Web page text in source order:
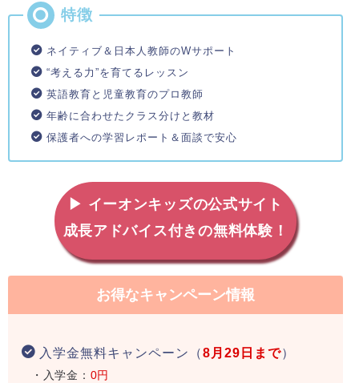
ネイティブ＆日本人教師のWサポート
“考える力”を育てるレッスン
英語教育と児童教育のプロ教師
年齢に合わせたクラス分けと教材
保護者への学習レポート＆面談で安心
▶ イーオンキッズの公式サイト
成長アドバイス付きの無料体験！
お得なキャンペーン情報
入学金無料キャンペーン（8月29日まで）
・入学金： 0円